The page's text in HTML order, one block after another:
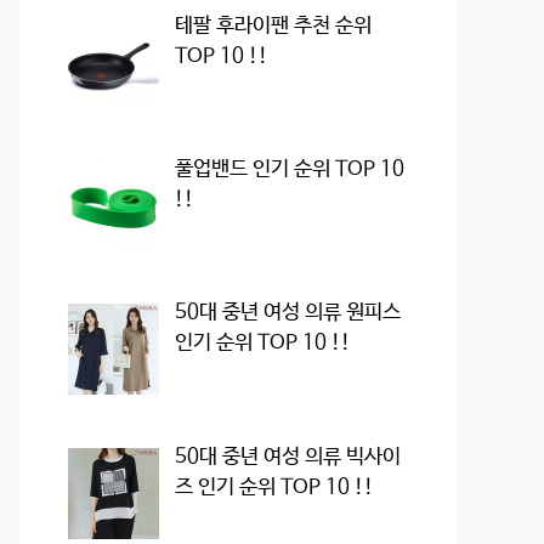
테팔 후라이팬 추천 순위
TOP 10 !!
풀업밴드 인기 순위 TOP 10
!!
50대 중년 여성 의류 원피스
인기 순위 TOP 10 !!
50대 중년 여성 의류 빅사이
즈 인기 순위 TOP 10 !!